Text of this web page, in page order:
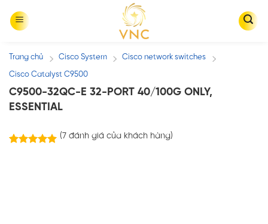
Trang chủ / Cisco System / Cisco network switches /
Cisco Catalyst C9500
C9500-32QC-E 32-PORT 40/100G ONLY,
ESSENTIAL
(7đánh giá của khách hàng)